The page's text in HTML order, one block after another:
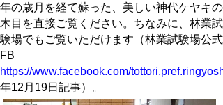
年の歳月を経て蘇った、美しい神代ケヤキの
木目を直接ご覧ください。ちなみに、林業試
験場でもご覧いただけます（林業試験場公式
FB
https://www.facebook.com/
年12月19日記事）。